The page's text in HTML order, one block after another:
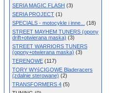
SERIA MAGIC FLASH (3)
SERIA PROJECT (1)
SPECIALS - motocykle i inne...
(18)
STREET MAYHEM TUNERS (opony
drift+otwierana maska) (3)
STREET WARRIORS TUNERS
(opony+otwierana maska) (3)
TERENOWE (117)
TORY WYśCIGOWE Bladeracers
(zdalnie sterowane) (2)
TRANSFORMERS 4 (5)